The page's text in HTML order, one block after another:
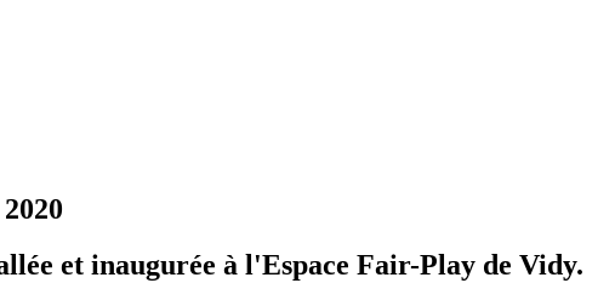
et inaugurée à l'Espace Fair-Play de Vidy.